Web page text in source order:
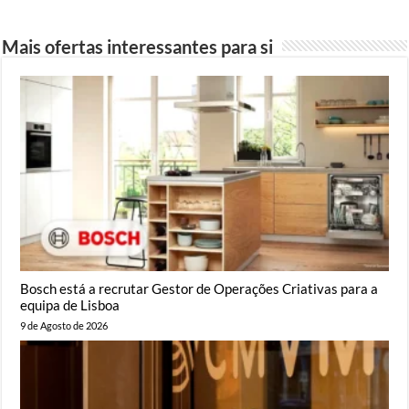
Mais ofertas interessantes para si
Bosch está a recrutar Gestor de Operações Criativas para a
equipa de Lisboa
9 de Agosto de 2026